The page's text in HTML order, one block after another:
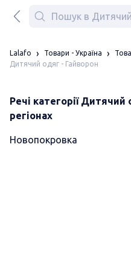
Lalafo Товари - Україна
Дитячий одяг - Гайворон
Речі категорії
регіонах
Новопокровка